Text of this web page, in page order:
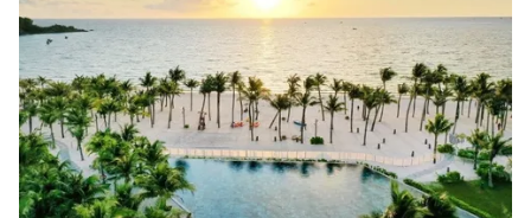
sang trọng và chất lượng cao, luôn đảm bảo sự
thoải mái tối đa cho hành khách trong suốt chuyến
bay.
KLM Royal Dutch Airlines:KLM, hãng hàng không
quốc gia của Hà Lan, khai thác chuyến bay từ Phú